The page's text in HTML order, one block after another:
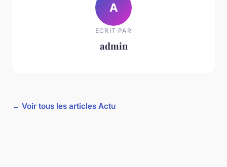
A
ECRIT PAR
admin
← Voir tous les articles Actu